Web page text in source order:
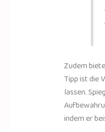
Zudem
Tipp ist die
lassen.
indem er